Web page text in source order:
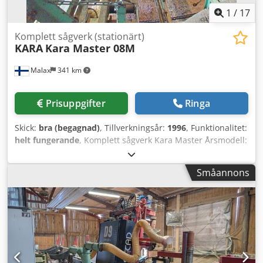
1 / 17
Malax 341 km
Komplett sågverk (stationärt)
KARA Kara Master 08M
Prisuppgifter Ringa
Skick: bra (begagnad), Tillverkningsår: 1996, Funktionalitet:
helt fungerande, Komplett sågverk Kara Master Årsmodell:
1996 CE-märkt Såglinjen består av: 2 sågmaskiner Kara
Master 08M 1 Kantverk Kara Tekniska data för KARA
MASTER-maskinen Motor: 37 kW / 1500 varv/min
Hydraulsystem: 5,5 kW / 1500 varv/min / 50 Hz Matarbord:
9,5 m långt, 0,7 m brett Vikt ca 4900 kg Sågbladsdiameter:
800-1200 mm (med underrede 800…1100 mm) Snitthöjd:
295–495 mm Rekommenderat varvtal för sågbladsdiameter
800 mm 1300 varv/min 900 mm 1170 varv/min 950 mm
1100 varv/min 1000 mm 1050 varv/min 1100 mm 960
Småannons